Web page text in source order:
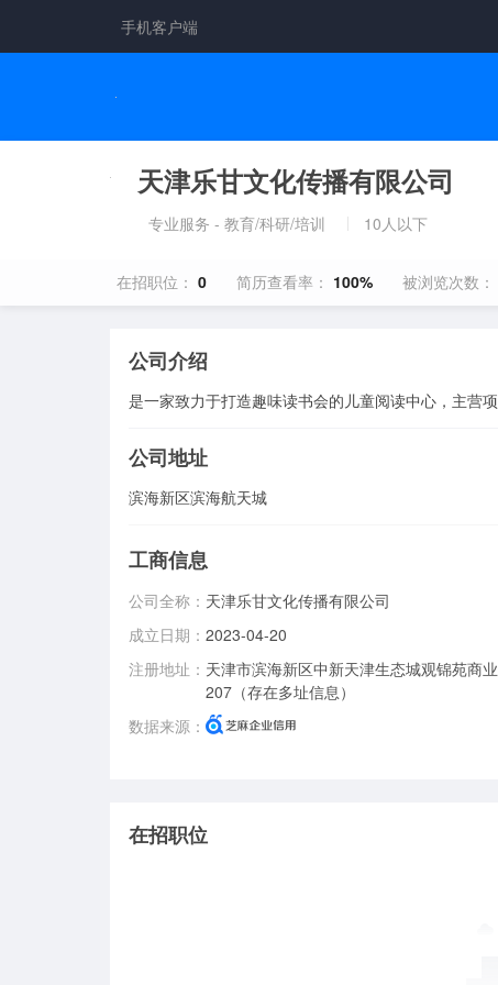
手机客户端
天津乐甘文化传播有限公司
专业服务 - 教育/科研/培训 10人以下
在招职位： 0 简历查看率： 100% 被浏览次数：
公司介绍
是一家致力于打造趣味读书会的儿童阅读中心，主营
公司地址
滨海新区滨海航天城
工商信息
公司全称： 天津乐甘文化传播有限公司
成立日期：2023-04-20
注册地址： 天津市滨海新区中新天津生态城观锦苑商
207（存在多址信息）
数据来源：
在招职位